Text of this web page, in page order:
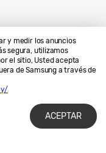
y medir los anuncios
segura, utilizamos
el sitio, Usted acepta
de Samsung a través de
ACEPTAR